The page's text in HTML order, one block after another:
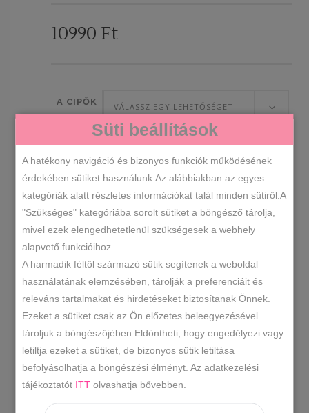
10990 Ft
A CIPŐK
VÁLASSZ EGY LEHETŐSÉGET
SZÍN
VÁLASSZ EGY LEHETŐSÉGET
Magassarkú
bokapántos
KOSÁRBA TESZEM
SKU 6280
KATEGÓRIÁK
Műbőr szandál,Női szandál/
Papucs
CÍMKÉK
arany magassarkú szandál
szandál,
ezüst magassarkú
szandál
ezüst szandál
Süti beállítások
A hatékony navigáció és bizonyos funkciók működésének
érdekében sütiket használunk.Az alábbiakban az egyes
kategóriák alatt részletes információkat talál minden sütiről.A
"Szükséges" kategóriába sorolt sütiket a böngésző tárolja,
mivel ezek elengedhetetlenül szükségesek a webhely
alapvető funkcióihoz.
A harmadik féltől származó sütik segítenek a weboldal
használatának elemzésében, tárolják a preferenciáit és
releváns tartalmakat és hirdetéseket biztosítanak Önnek.
Ezeket a sütiket csak az Ön előzetes beleegyezésével
tároljuk a böngészőjében.Eldöntheti, hogy engedélyezi vagy
letiltja ezeket a sütiket, de bizonyos sütik letiltása
befolyásolhatja a böngészési élményt. Az adatkezelési
tájékoztatót ITT olvashatja bővebben.